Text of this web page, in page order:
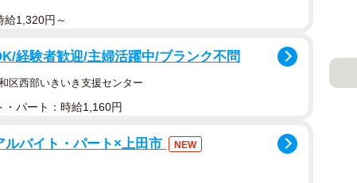
給1,320円～
経験者歓迎/主婦活躍中/ブランク不問
区西部いきいき支援センター
・パート：時給1,160円
バイト・パート×上田市 NEW